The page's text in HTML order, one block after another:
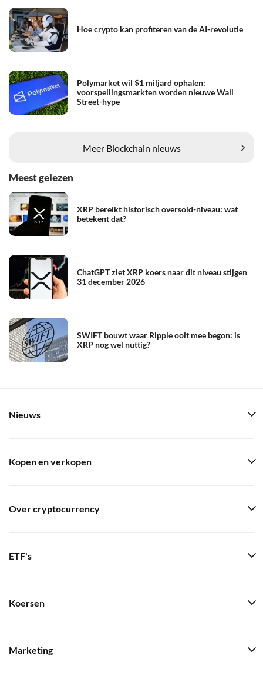
Hoe crypto kan profiteren van de AI-revolutie
Polymarket wil $1 miljard ophalen:
voorspellingsmarkten worden nieuwe Wall
Street-hype
Meer Blockchain nieuws
Meest gelezen
XRP bereikt historisch oversold-niveau: wat
betekent dat?
ChatGPT ziet XRP koers naar dit niveau stijgen
31 december 2026
SWIFT bouwt waar Ripple ooit mee begon: is
XRP nog wel nuttig?
Nieuws
Kopen en verkopen
Over cryptocurrency
ETF's
Koersen
Marketing